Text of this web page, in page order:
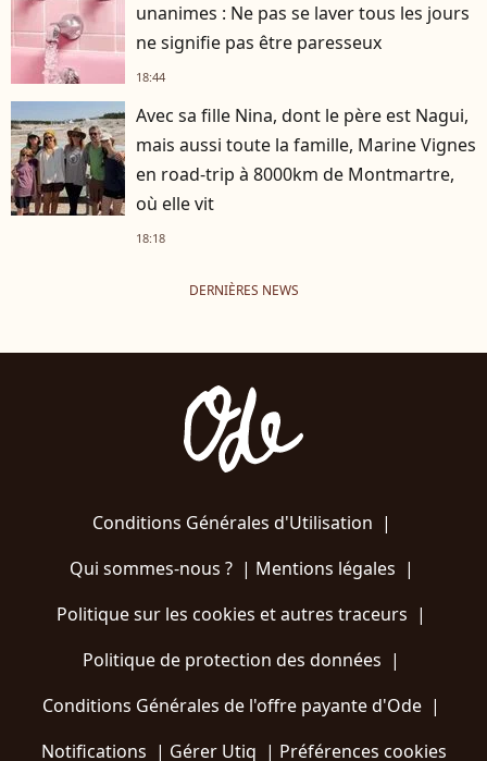
unanimes : Ne pas se laver tous les jours
ne signifie pas être paresseux
18:44
Avec sa fille Nina, dont le père est Nagui,
mais aussi toute la famille, Marine Vignes
en road-trip à 8000km de Montmartre,
où elle vit
18:18
DERNIÈRES NEWS
Conditions Générales d'Utilisation |
Qui sommes-nous ?| Mentions légales |
Politique sur les cookies et autres traceurs |
Politique de protection des données |
Conditions Générales de l'offre payante d'Ode |
Notifications | Gérer Utiq | Préférences cookies